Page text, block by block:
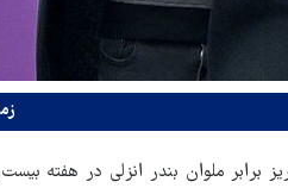
ملوان بندر انزلی در هفته